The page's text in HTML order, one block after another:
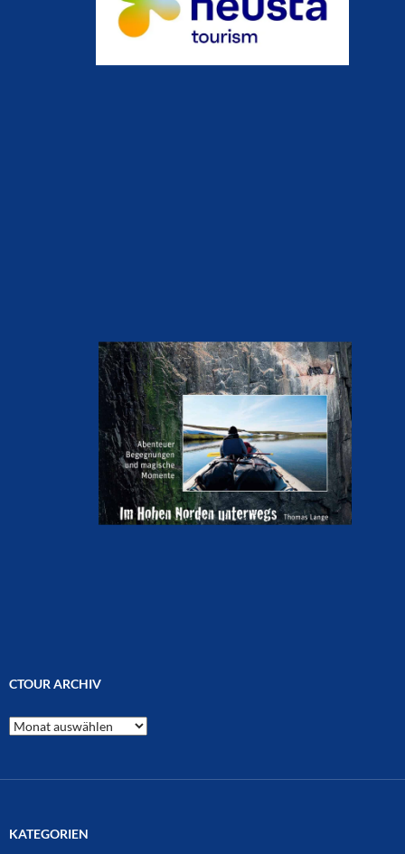
CTOUR ARCHIV
CTOUR
Archiv
KATEGORIEN